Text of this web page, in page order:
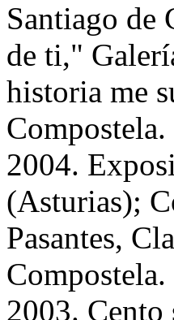
Santiago de
de ti,"
historia me
Compostela.
2004.
(Asturias);
Pasantes,
Compostela.
2003. Cento